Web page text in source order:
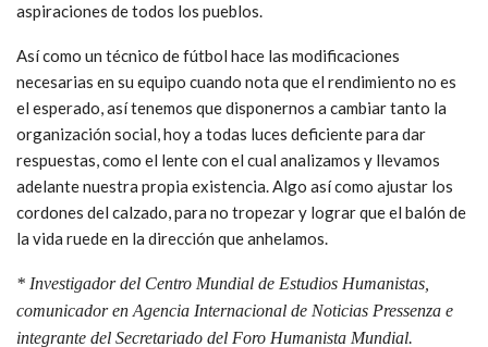
aspiraciones de todos los pueblos.
Así como un técnico de fútbol hace las modificaciones
necesarias en su equipo cuando nota que el rendimiento no es
el esperado, así tenemos que disponernos a cambiar tanto la
organización social, hoy a todas luces deficiente para dar
respuestas, como el lente con el cual analizamos y llevamos
adelante nuestra propia existencia. Algo así como ajustar los
cordones del calzado, para no tropezar y lograr que el balón de
la vida ruede en la dirección que anhelamos.
* Investigador del Centro Mundial de Estudios Humanistas,
comunicador en Agencia Internacional de Noticias Pressenza e
integrante del Secretariado del Foro Humanista Mundial.